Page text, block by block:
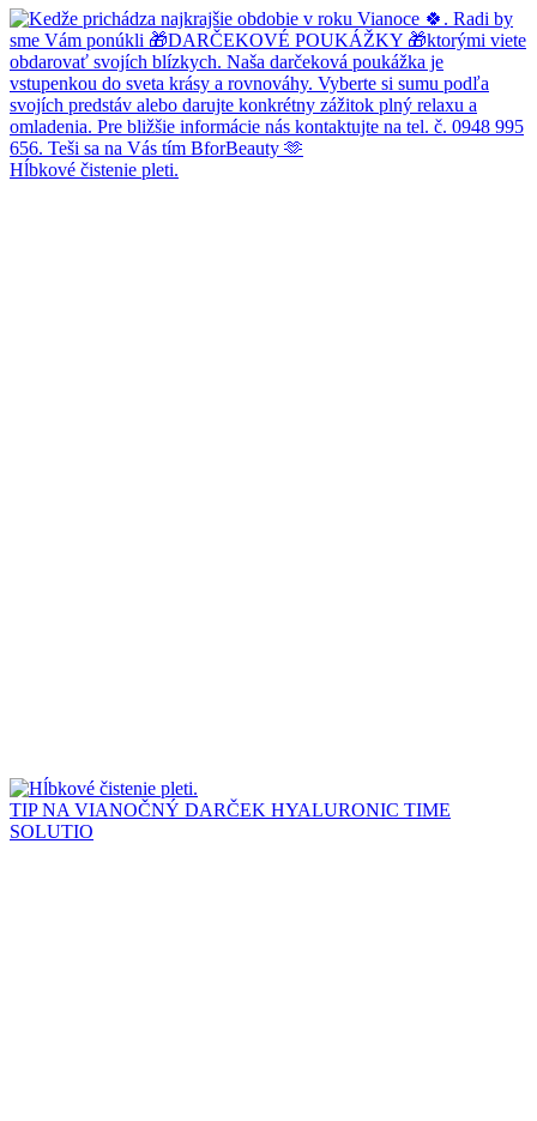
Hĺbkové čistenie pleti.
TIP NA VIANOČNÝ DARČEK HYALURONIC TIME
SOLUTIO